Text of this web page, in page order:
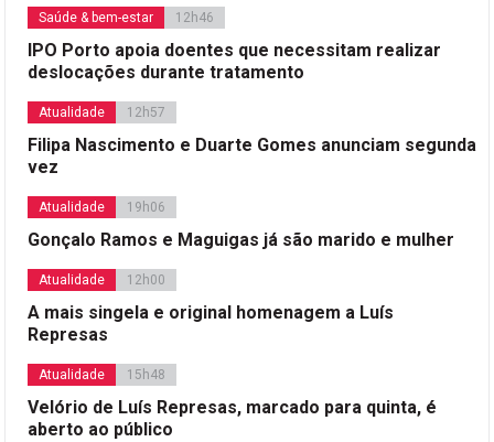
Saúde & bem-estar 12h46
IPO Porto apoia doentes que necessitam realizar
deslocações durante tratamento
Atualidade 12h57
Filipa Nascimento e Duarte Gomes anunciam segunda
vez
Atualidade 19h06
Gonçalo Ramos e Maguigas já são marido e mulher
Atualidade 12h00
A mais singela e original homenagem a Luís
Represas
Atualidade 15h48
Velório de Luís Represas, marcado para quinta, é
aberto ao público